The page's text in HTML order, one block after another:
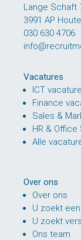
Lange Schaft
3991 AP
030 630 4706
Vacatures
ICT
Finance
Sales &
HR &
Alle
Over ons
Over ons
U zoekt
U zoekt
Ons team